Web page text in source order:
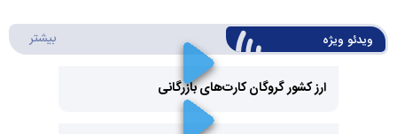
ویدئو ویژه بیشتر
ارز کشور گروگان کارت‌های بازرگانی